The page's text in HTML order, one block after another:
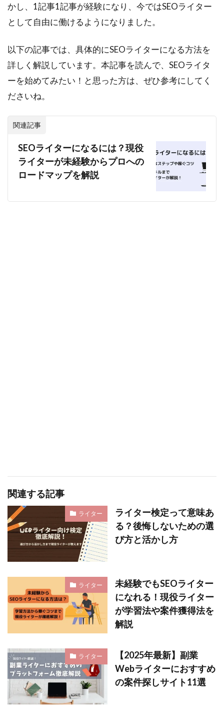
かし、1記事1記事が経験になり、今ではSEOライター
として自由に働けるようになりました。
以下の記事では、具体的にSEOライターになる方法を
詳しく解説しています。本記事を読んで、SEOライタ
ーを始めてみたい！と思った方は、ぜひ参考にしてく
ださいね。
関連記事
SEOライターになるには？現役
ライターが未経験からプロへの
ロードマップを解説
関連する記事
ライター
ライター検定って意味あ
る？後悔しないための選
び方と活かし方
ライター
未経験でもSEOライター
になれる！現役ライター
が学習法や案件獲得法を
解説
ライター
【2025年最新】副業
Webライターにおすすめ
の案件探しサイト11選